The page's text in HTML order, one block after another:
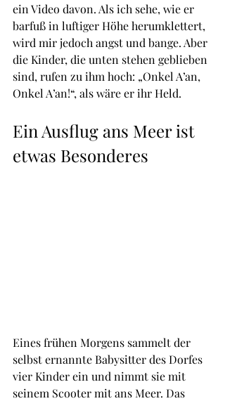
ein Video davon. Als ich sehe, wie er
barfuß in luftiger Höhe herumklettert,
wird mir jedoch angst und bange. Aber
die Kinder, die unten stehen geblieben
sind, rufen zu ihm hoch: „Onkel A’an,
Onkel A’an!“, als wäre er ihr Held.
Ein Ausflug ans Meer ist
etwas Besonderes
Eines frühen Morgens sammelt der
selbst ernannte Babysitter des Dorfes
vier Kinder ein und nimmt sie mit
seinem Scooter mit ans Meer. Das